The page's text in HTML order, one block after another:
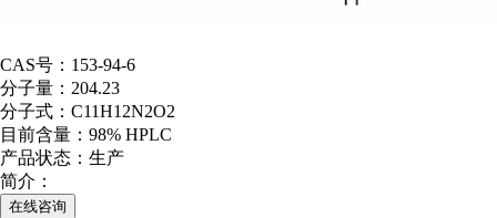
CAS号： 153-94-6
分子量： 204.23
分子式： C11H12N2O2
目前含量： 98% HPLC
产品状态： 生产
简介：
在线咨询